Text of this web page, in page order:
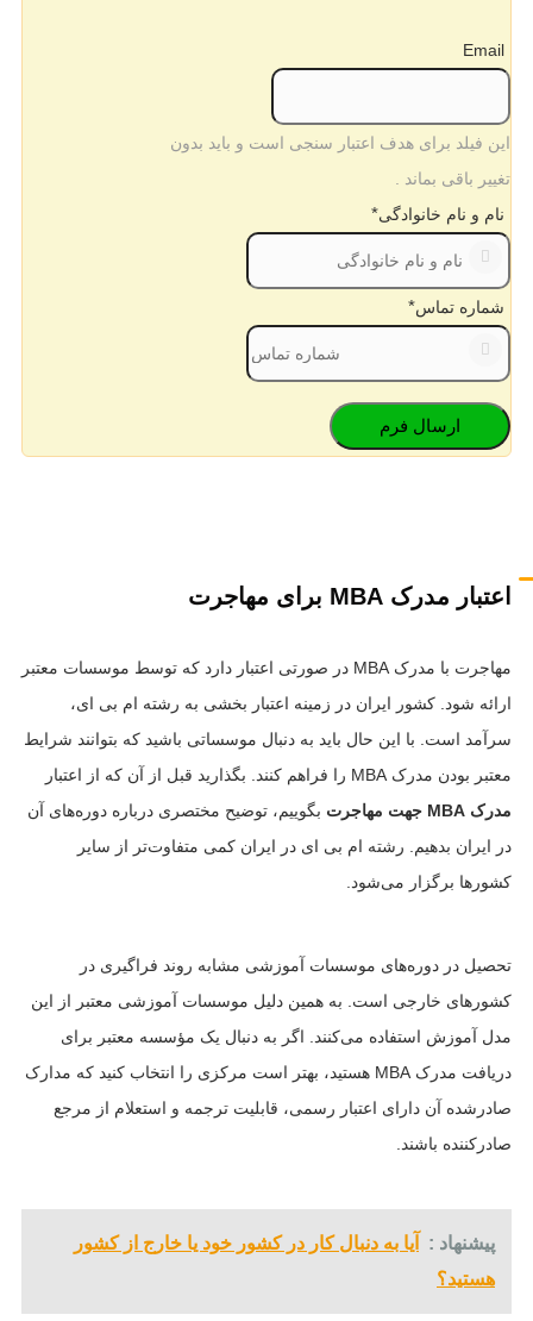
Email
این فیلد برای هدف اعتبار سنجی است و باید بدون
تغییر باقی بماند .
نام و نام خانوادگی*
شماره تماس*
اعتبار مدرک MBA برای مهاجرت
مهاجرت با مدرک MBA در صورتی اعتبار دارد که توسط موسسات معتبر
ارائه شود. کشور ایران در زمینه اعتبار بخشی به رشته ام بی ای،
سرآمد است. با این حال باید به دنبال موسساتی باشید که بتوانند شرایط
معتبر بودن مدرک MBA را فراهم کنند. بگذارید قبل از آن که از اعتبار
مدرک MBA جهت مهاجرت
بگوییم، توضیح مختصری درباره دوره‌های آن
در ایران بدهیم. رشته ام بی ای در ایران کمی متفاوت‌تر از سایر
کشورها برگزار می‌شود.
تحصیل در دوره‌های موسسات آموزشی مشابه روند فراگیری در
کشورهای خارجی است. به همین دلیل موسسات آموزشی معتبر از این
مدل آموزش استفاده می‌کنند. اگر به دنبال یک مؤسسه معتبر برای
دریافت مدرک MBA هستید، بهتر است مرکزی را انتخاب کنید که مدارک
صادرشده آن دارای اعتبار رسمی، قابلیت ترجمه و استعلام از مرجع
صادرکننده باشند.
پیشنهاد :
آیا به دنبال کار در کشور خود یا خارج از کشور
هستید؟